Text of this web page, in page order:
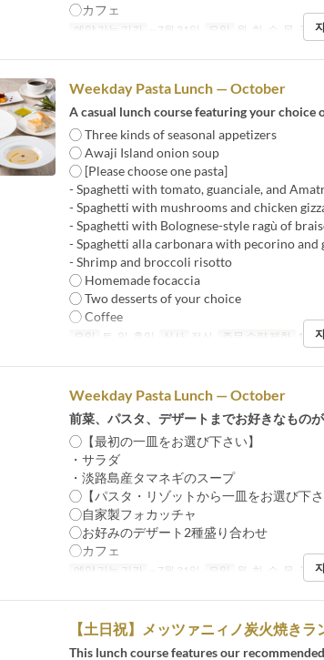
◯カフェ
예약 가능 기간 ~ 7월 31일 요일 월, 화, 수, 목, 금
Weekday Pasta Lunch — October
A casual lunch course featuring your choice
◯ Three kinds of seasonal appetizers
◯ Awaji Island onion soup
◯ [Please choose one pasta]
- Spaghetti with tomato, guanciale, and
- Spaghetti with mushrooms and chicken
- Spaghetti with Bolognese-style ragù of
- Spaghetti alla carbonara with pecorino and
- Shrimp and broccoli risotto
◯ Homemade focaccia
◯ Two desserts of your choice
◯ Coffee
요일 토, 일, 휴일 식사 점심 주문 수량 제한 1 ~ 8
Weekday Pasta Lunch — October
前菜、パスタ、デザートまでお好きなもの
◯【最初の一皿をお選び下さい】
・サラダ
・淡路島産タマネギのスープ
◯【パスタ・リゾットから一皿をお選び下さ
◯自家製フォカッチャ
◯お好みのデザート2種盛り合わせ
◯カフェ
예약 가능 기간 ~ 7월 31일 요일 월, 화, 수, 목, 금
【土日祝】メッツァニィノ炭火焼きラ
This lunch course features our